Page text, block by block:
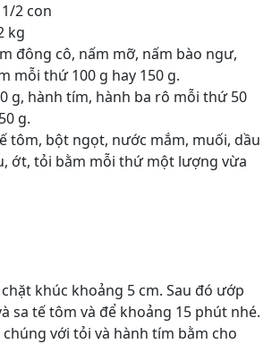
2 con
kg
đông cô, nấm mỡ, nấm bào ngư,
mỗi thứ 100 g hay 150 g.
g, hành tím, hành ba rô mỗi thứ 50
g.
tôm, bột ngọt, nước mắm, muối, dầu
ớt, tỏi bằm mỗi thứ một lượng vừa
khúc khoảng 5 cm. Sau đó ướp
sa tế tôm và để khoảng 15 phút nhé.
chúng với tỏi và hành tím bằm cho